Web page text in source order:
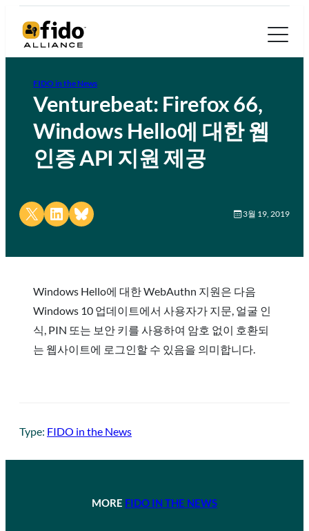
FIDO in the News
Venturebeat: Firefox 66,
Windows Hello에 대한 웹
인증 API 지원 제공
Share on X Share on LinkedIn
Share on Bluesky 3월 19, 2019
Windows Hello에 대한 WebAuthn 지원은 다음
Windows 10 업데이트에서 사용자가 지문, 얼굴 인
식, PIN 또는 보안 키를 사용하여 암호 없이 호환되
는 웹사이트에 로그인할 수 있음을 의미합니다.
Type: FIDO in the News
MORE FIDO IN THE NEWS